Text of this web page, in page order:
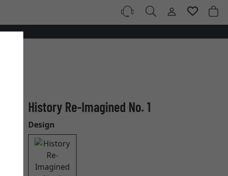
History Re-Imagined No. 1
Design